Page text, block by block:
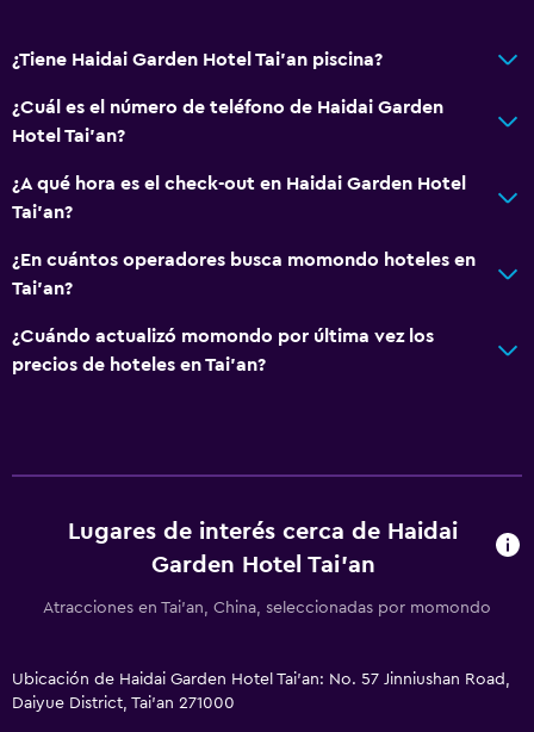
¿Tiene Haidai Garden Hotel Tai'an piscina?
¿Cuál es el número de teléfono de Haidai Garden
Hotel Tai'an?
¿A qué hora es el check-out en Haidai Garden Hotel
Tai'an?
¿En cuántos operadores busca momondo hoteles en
Tai'an?
¿Cuándo actualizó momondo por última vez los
precios de hoteles en Tai'an?
Lugares de interés cerca de Haidai
Garden Hotel Tai'an
Atracciones en Tai'an, China, seleccionadas por momondo
Ubicación de Haidai Garden Hotel Tai'an: No. 57 Jinniushan Road,
Daiyue District, Tai'an 271000